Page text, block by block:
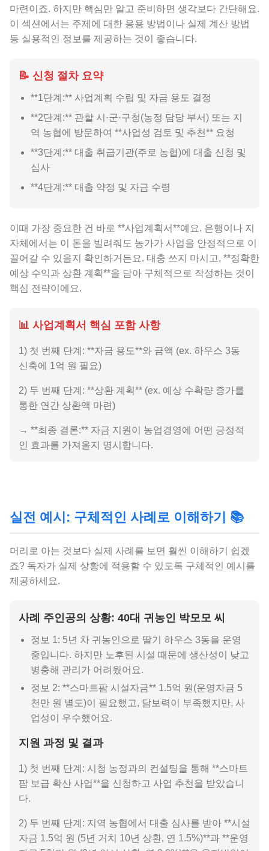
마련이죠. 하지만 핵심만 알고 준비하면 생각보다 간단해요.
이 섹션에서는 주제에 대한 응용 방법이나 실제 계산 방법
등 실용적인 정보를 제공하는 것이 좋습니다.
📝 신청 절차 요약
**1단계:** 사업계획 수립 및 자금 용도 결정
**2단계:** 관할 시·군·구청(농정 담당 부서) 또는 지
역 농협에 방문하여 **사업성 검토 및 추천** 요청
**3단계:** 대출 취급기관(주로 농협)에 대출 신청 및
심사
**4단계:** 대출 약정 및 자금 수령
이때 가장 중요한 건 바로 **사업계획서**예요. 은행이나 지
자체에서는 이 돈을 빌려줘도 농가가 사업을 안정적으로 이
끌어갈 수 있을지 확인하거든요. 대충 쓰지 마시고, **정확한
예상 수익과 상환 계획**을 담아 구체적으로 작성하는 것이
핵심 전략이에요.
📊 사업계획서 핵심 포함 사항
1) 첫 번째 단계: **자금 용도**와 금액 (ex. 하우스 3동
신축에 1억 원 필요)
2) 두 번째 단계: **상환 계획** (ex. 예상 수확량 증가를
통한 연간 상환액 마련)
→ **최종 결론:** 자금 지원이 농업경영에 어떤 긍정적
인 효과를 가져올지 명시합니다.
실전 예시: 구체적인 사례로 이해하기 📚
머리로 아는 것보다 실제 사례를 보면 훨씬 이해하기 쉽겠
죠? 독자가 실제 상황에 적용할 수 있도록 구체적인 예시를
제공하세요.
사례 주인공의 상황: 40대 귀농인 박모모 씨
정보 1: 5년 차 귀농인으로 딸기 하우스 3동을 운영
중입니다. 하지만 노후된 시설 때문에 생산성이 낮고
병충해 관리가 어려웠어요.
정보 2: **스마트팜 시설자금** 1.5억 원(운영자금 5
천만 원 별도)이 필요했고, 담보력이 부족했지만, 사
업성이 우수했어요.
지원 과정 및 결과
1) 첫 번째 단계: 시청 농정과의 컨설팅을 통해 **스마트
팜 보급 확산 사업**을 신청하고 사업 추천을 받았습니
다.
2) 두 번째 단계: 지역 농협에서 대출 심사를 받아 **시설
자금 1.5억 원 (5년 거치 10년 상환, 연 1.5%)**과 **운영